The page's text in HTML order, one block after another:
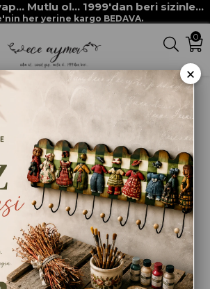
Mutlu ol... 1999'dan beri sizinle...
her yerine kargo BEDAVA.
0
BOYUTLU BOYALAR
60CC İNCİ BEYAZI
×